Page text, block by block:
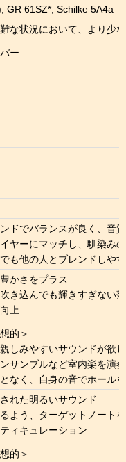
GR 61SZ*, Schilke 5A4a
な状況において、より少
ー
ドでバランスが良く、音
ヤーにマッチし、馴染み
も他の人とブレンドしや
かさをプラス
き込んでも輝きすぎない
上
的＞
しみやすいサウンドが欲
サンブルなど室内楽を演
なく、自身の音でホール
れた明るいサウンド
よう、ターゲットノート
ィキュレーション
的＞